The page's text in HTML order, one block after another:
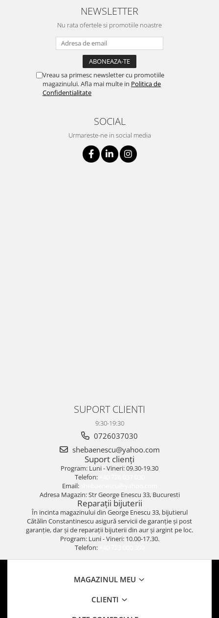
NEWSLETTER
Nu rata ofertele si promotiile noastre
Vreau sa primesc newsletter cu promotiile
magazinului. Afla mai multe in Politica de
Confidentialitate
SOCIAL
Urmareste-ne in social media
SUPORT CLIENTI
9:30-19:30
0726037030
shebaenescu@yahoo.com
Suport clienți
Program: Luni - Vineri: 09.30-19.30
Telefon:
Email:
Adresa Magazin: Str George Enescu 33, Bucuresti
Reparații bijuterii
În incinta magazinului din George Enescu 33, bijutierul
Cătălin Constantinescu asigură servicii de garanție și post
garanție, dar și de reparații bijuterii din aur și argint pe loc.
Program: Luni - Vineri: 10.00-17.30.
Telefon:
MAGAZINUL MEU
CLIENTI